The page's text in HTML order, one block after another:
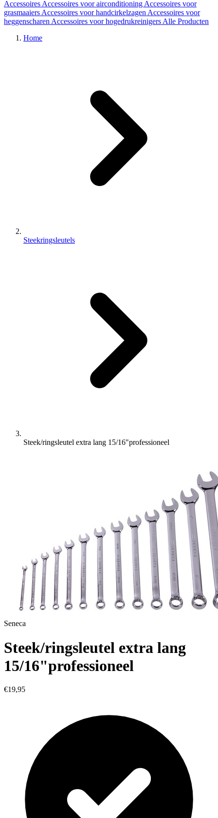
Accessoires Accessoires voor airconditioning Accessoires voor
grasmaaiers Accessoires voor handcirkelzagen Accessoires voor
heggenscharen Accessoires voor hogedrukreinigers Alle Producten
Home
Steekringsleutels
Steek/ringsleutel extra lang 15/16"professioneel
Seneca
Steek/ringsleutel extra lang
15/16"professioneel
€19,95